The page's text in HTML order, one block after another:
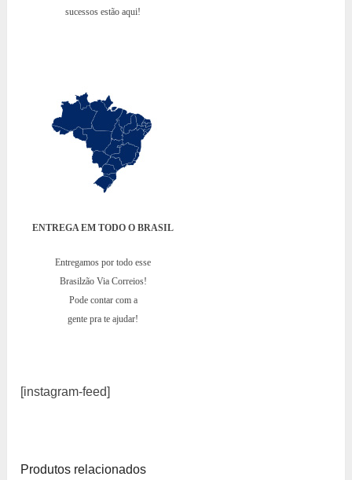
sucessos estão aqui!
ENTREGA EM TODO O BRASIL
Entregamos por todo esse
Brasilzão Via Correios!
Pode contar com a
gente pra te ajudar!
[instagram-feed]
Produtos relacionados